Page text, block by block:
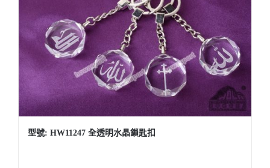
型號: HW11247 全透明水晶鎖匙扣